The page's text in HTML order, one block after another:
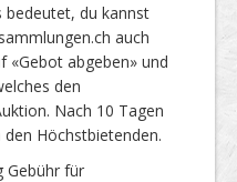
bedeutet, du kannst
auch
«Gebot abgeben» und
den
Nach 10 Tagen
Höchstbietenden.
Gebühr für